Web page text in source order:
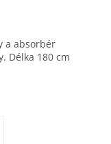
a absorbér
Délka 180 cm